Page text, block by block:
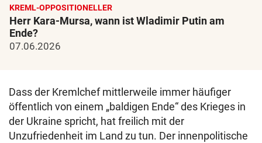
KREML-OPPOSITIONELLER
Herr Kara-Mursa, wann ist Wladimir Putin am
Ende?
07.06.2026
Dass der Kremlchef mittlerweile immer häufiger
öffentlich von einem „baldigen Ende“ des Krieges in
der Ukraine spricht, hat freilich mit der
Unzufriedenheit im Land zu tun. Der innenpolitische